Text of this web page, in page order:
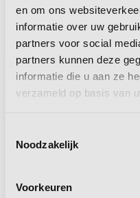
en om ons
informatie over uw
partners voor social
partners kunnen deze
informatie die u aan ze
verzameld op basis van
Noodzakelijk
Voorkeuren
Caravanhoezen